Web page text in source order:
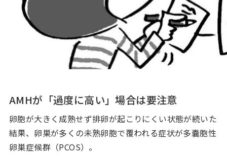
AMHが「過度に高い」場合は要注意
卵胞が大きく成熟せず排卵が起こりにくい状態が続いた
結果、卵巣が多くの未熟卵胞で覆われる症状が多嚢胞性
卵巣症候群（PCOS）。